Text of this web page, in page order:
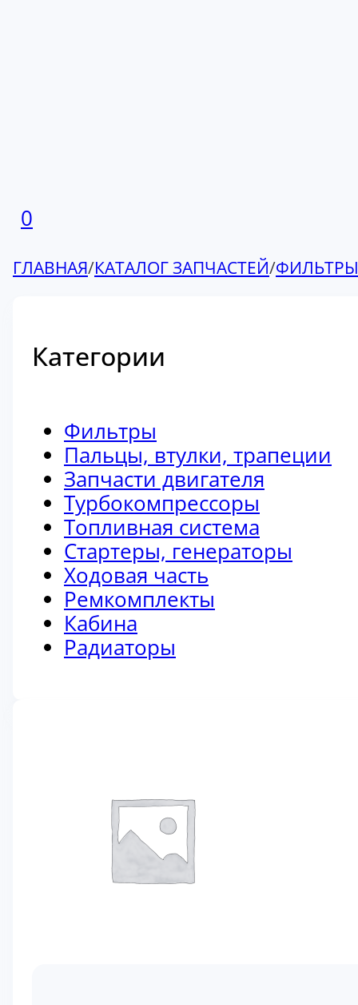
0
ГЛАВНАЯ/КАТАЛОГ ЗАПЧАСТЕЙ/ФИЛЬТРЫ
Категории
Фильтры
Пальцы, втулки, трапеции
Запчасти двигателя
Турбокомпрессоры
Топливная система
Стартеры, генераторы
Ходовая часть
Ремкомплекты
Кабина
Радиаторы